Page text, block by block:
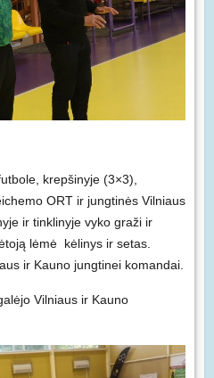
krepšinyje (3×3),
ORT ir jungtinės Vilniaus
ir tinklinyje vyko graži ir
lėmė kėlinys ir setas.
ir Kauno jungtinei komandai.
Vilniaus ir Kauno